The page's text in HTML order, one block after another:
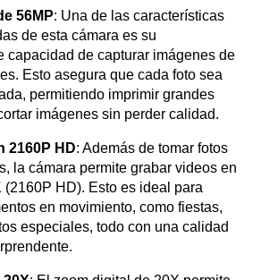
56MP: Una de las características
de esta cámara es su
capacidad de capturar imágenes de
Esto asegura que cada foto sea
permitiendo imprimir grandes
imágenes sin perder calidad.
2160P HD: Además de tomar fotos
la cámara permite grabar videos en
(2160P HD). Esto es ideal para
en movimiento, como fiestas,
especiales, todo con una calidad